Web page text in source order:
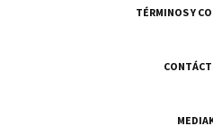
TÉRMINOS Y